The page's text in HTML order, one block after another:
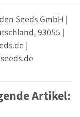
Seeds GmbH |
93055 |
|
Artikel: